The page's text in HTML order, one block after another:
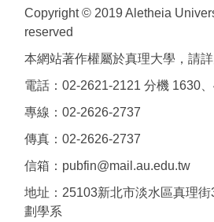
Copyright © 2019 Aletheia
reserved
本網站著作權屬於真理大學，請
電話：02-2621-2121 分機 1630
專線：02-2626-2737
傳真：02-2626-2737
信箱：pubfin@mail.au.edu.tw
地址：25103新北市淡水區真理
劃學系